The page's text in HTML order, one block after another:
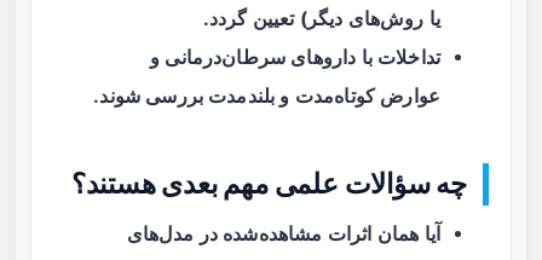
یا روش‌های دیگر) تعیین گردد.
تداخلات با داروهای سرطان‌درمانی و
عوارض کوتاه‌مدت و بلندمدت بررسی شوند.
چه سؤالات علمی مهم بعدی هستند؟
آیا همان اثرات مشاهده‌شده در مدل‌های